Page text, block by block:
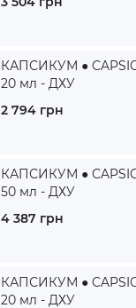
КАПСИКУМ ●
20 мл - ДХУ
2 794 грн
КАПСИКУМ ●
50 мл - ДХУ
4 387 грн
КАПСИКУМ ●
20 мл - ДХУ